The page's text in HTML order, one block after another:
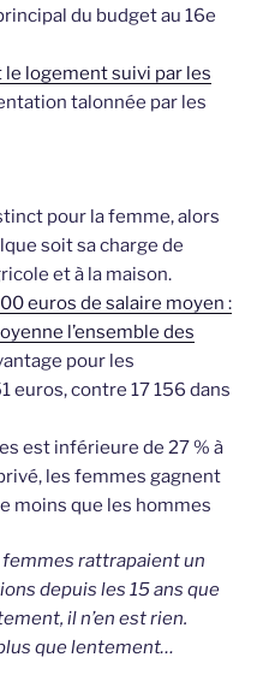
du budget au 16e
le logement suivi par les
talonnée par les
pour la femme, alors
soit sa charge de
et à la maison.
euros de salaire moyen :
l’ensemble des
pour les
euros, contre 17 156 dans
est inférieure de 27 % à
les femmes gagnent
moins que les hommes
rattrapaient un
depuis les 15 ans que
il n’en est rien.
que lentement…